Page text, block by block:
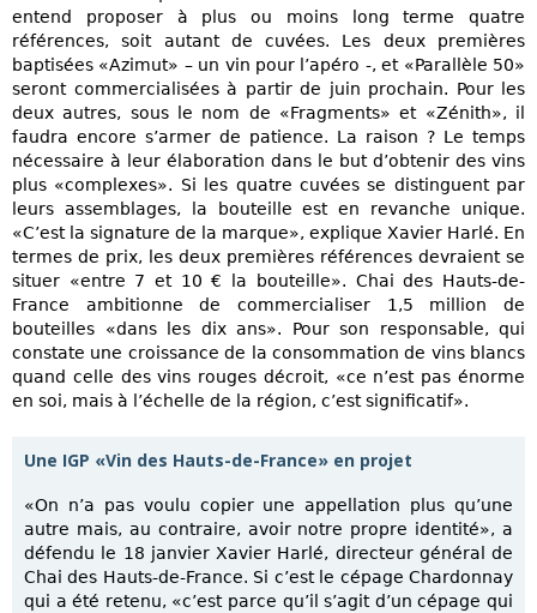
entend proposer à plus ou moins long terme quatre
références, soit autant de cuvées. Les deux premières
baptisées «Azimut» – un vin pour l’apéro -, et «Parallèle 50»
seront commercialisées à partir de juin prochain. Pour les
deux autres, sous le nom de «Fragments» et «Zénith», il
faudra encore s’armer de patience. La raison ? Le temps
nécessaire à leur élaboration dans le but d’obtenir des vins
plus «complexes». Si les quatre cuvées se distinguent par
leurs assemblages, la bouteille est en revanche unique.
«C’est la signature de la marque», explique Xavier Harlé. En
termes de prix, les deux premières références devraient se
situer «entre 7 et 10 € la bouteille». Chai des Hauts-de-
France ambitionne de commercialiser 1,5 million de
bouteilles «dans les dix ans». Pour son responsable, qui
constate une croissance de la consommation de vins blancs
quand celle des vins rouges décroit, «ce n’est pas énorme
en soi, mais à l’échelle de la région, c’est significatif».
Une IGP «Vin des Hauts-de-France» en projet
«On n’a pas voulu copier une appellation plus qu’une
autre mais, au contraire, avoir notre propre identité», a
défendu le 18 janvier Xavier Harlé, directeur général de
Chai des Hauts-de-France. Si c’est le cépage Chardonnay
qui a été retenu, «c’est parce qu’il s’agit d’un cépage qui